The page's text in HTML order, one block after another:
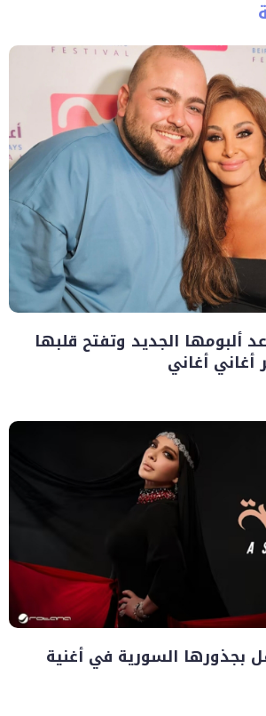
ألبومها الجديد وتفتح قلبها
أغاني
بجذورها السورية في أغنية